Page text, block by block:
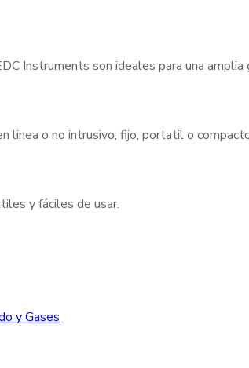
Instruments son ideales para una
linea o no intrusivo; fijo, portatil o
y fáciles de usar.